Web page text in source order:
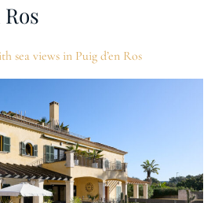
sea views in Puig d’en Ros